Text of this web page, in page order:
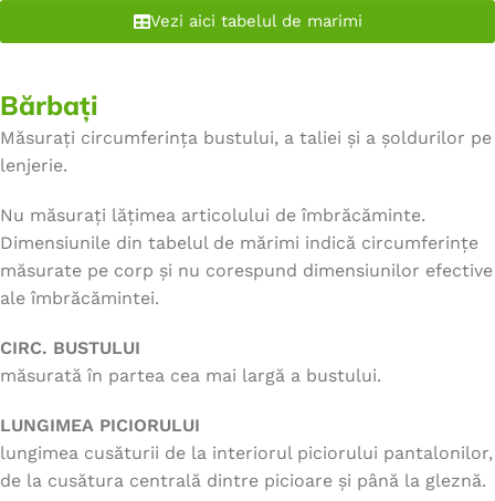
Vezi aici tabelul de marimi
Bărbați
Măsurați circumferința bustului, a taliei și a șoldurilor pe
lenjerie.
Nu măsurați lățimea articolului de îmbrăcăminte.
Dimensiunile din tabelul de mărimi indică circumferințe
măsurate pe corp și nu corespund dimensiunilor efective
ale îmbrăcămintei.
CIRC. BUSTULUI
măsurată în partea cea mai largă a bustului.
LUNGIMEA PICIORULUI
lungimea cusăturii de la interiorul piciorului pantalonilor,
de la cusătura centrală dintre picioare și până la gleznă.